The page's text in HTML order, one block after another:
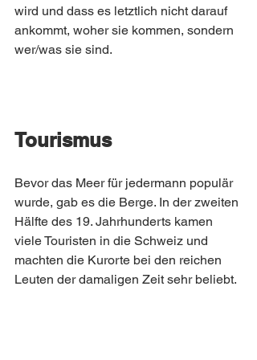
wird und dass es letztlich nicht darauf
ankommt, woher sie kommen, sondern
wer/was sie sind.
Tourismus
Bevor das Meer für jedermann populär
wurde, gab es die Berge. In der zweiten
Hälfte des 19. Jahrhunderts kamen
viele Touristen in die Schweiz und
machten die Kurorte bei den reichen
Leuten der damaligen Zeit sehr beliebt.